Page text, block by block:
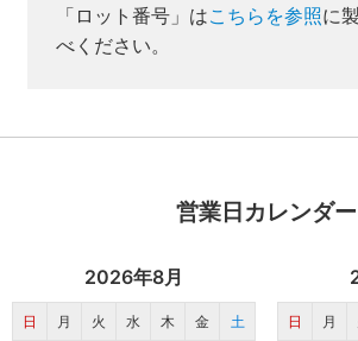
「ロット番号」はこちらを参照に
べください。
営業日カレンダー
2026年8月
日 月 火 水 木 金
土
日 月